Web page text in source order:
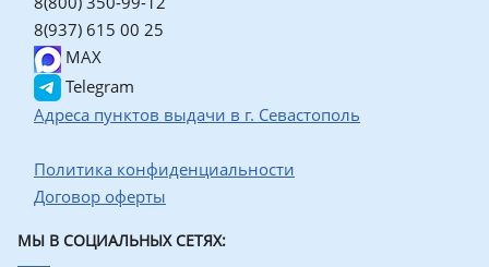
8(937) 615 00 25
MAX
Telegram
Адреса пунктов выдачи в г. Севастополь
Политика конфиденциальности
Договор оферты
МЫ В СОЦИАЛЬНЫХ СЕТЯХ: